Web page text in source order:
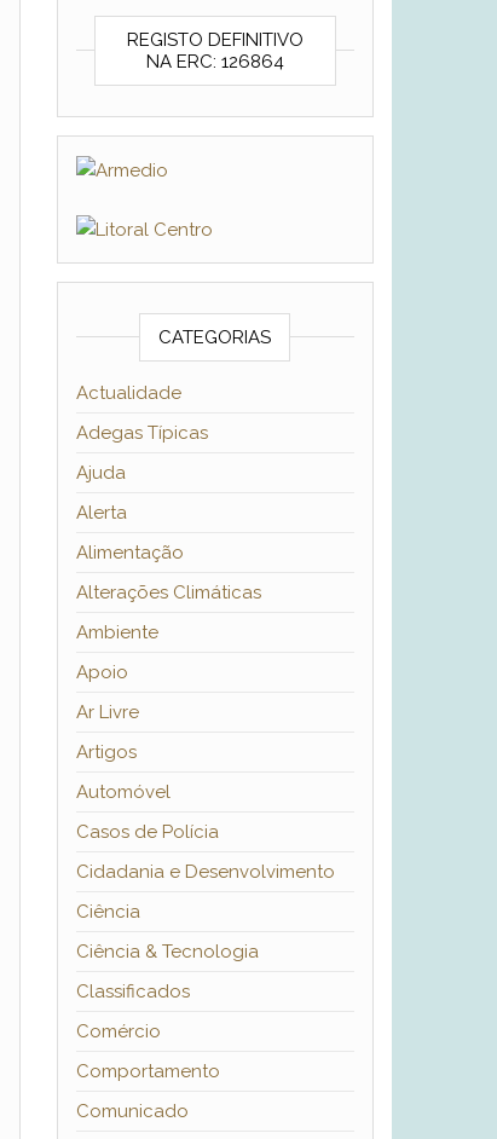
REGISTO DEFINITIVO
NA ERC: 126864
CATEGORIAS
Actualidade
Adegas Típicas
Ajuda
Alerta
Alimentação
Alterações Climáticas
Ambiente
Apoio
Ar Livre
Artigos
Automóvel
Casos de Polícia
Cidadania e Desenvolvimento
Ciência
Ciência & Tecnologia
Classificados
Comércio
Comportamento
Comunicado